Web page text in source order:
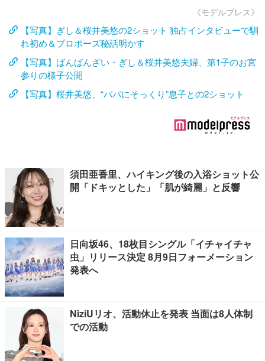
《モデルプレス》
【写真】ぎし＆桜井美悠の2ショット 独占インタビューで馴
れ初め＆プロポーズ秘話明かす
【写真】ばんばんざい・ぎし＆桜井美悠夫婦、第1子のお宮
参りの様子公開
【写真】桜井美悠、“パパにそっくり”息子との2ショット
須田亜香里、ハイキング後の入浴ショット公
開「ドキッとした」「肌が綺麗」と反響
日向坂46、18枚目シングル「イチャイチャ
虫」リリース決定 8月9日フォーメーション
発表へ
NiziUリオ、活動休止を発表 当面は8人体制
での活動